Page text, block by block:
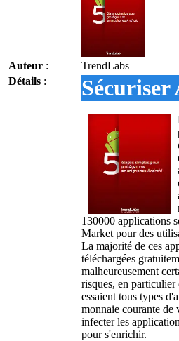
Auteur :
TrendLabs
Détails :
130000 applications
Market pour des
La majorité de ces
téléchargées
malheureusement
risques, en
essaient tous types
monnaie courante de
infecter les
pour s'enrichir.